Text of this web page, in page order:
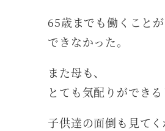
65歳までも働くことが
できなかった。
また母も、
とても気配りができ
子供達の面倒も見て